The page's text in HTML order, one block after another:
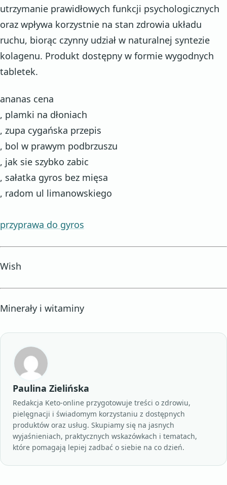
utrzymanie prawidłowych funkcji psychologicznych
oraz wpływa korzystnie na stan zdrowia układu
ruchu, biorąc czynny udział w naturalnej syntezie
kolagenu. Produkt dostępny w formie wygodnych
tabletek.
ananas cena
, plamki na dłoniach
, zupa cygańska przepis
, bol w prawym podbrzuszu
, jak sie szybko zabic
, sałatka gyros bez mięsa
, radom ul limanowskiego
przyprawa do gyros
Wish
Minerały i witaminy
Paulina Zielińska
Redakcja Keto-online przygotowuje treści o zdrowiu,
pielęgnacji i świadomym korzystaniu z dostępnych
produktów oraz usług. Skupiamy się na jasnych
wyjaśnieniach, praktycznych wskazówkach i tematach,
które pomagają lepiej zadbać o siebie na co dzień.